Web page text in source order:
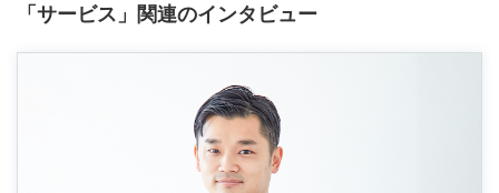
「サービス」関連のインタビュー